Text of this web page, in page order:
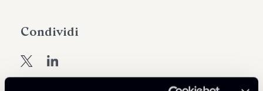
Condividi